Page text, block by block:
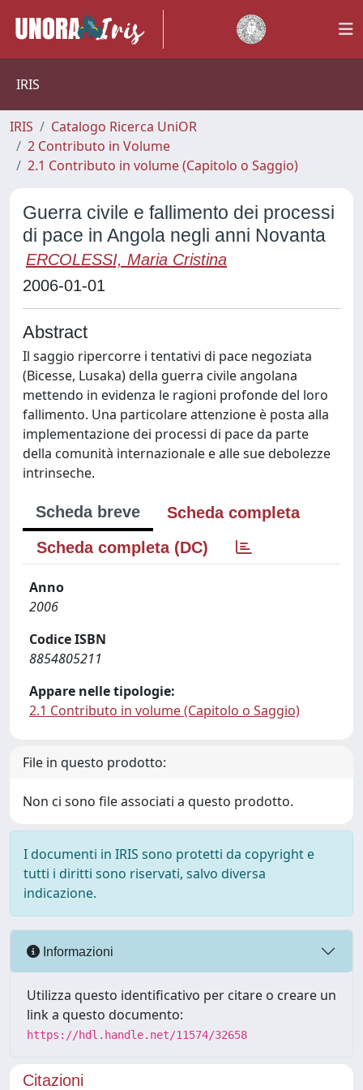
IRIS
IRIS
Catalogo Ricerca UniOR
2 Contributo in Volume
2.1 Contributo in volume (Capitolo o Saggio)
Guerra civile e fallimento dei processi
di pace in Angola negli anni Novanta
ERCOLESSI, Maria Cristina
2006-01-01
Abstract
Il saggio ripercorre i tentativi di pace negoziata
(Bicesse, Lusaka) della guerra civile angolana
mettendo in evidenza le ragioni profonde del loro
fallimento. Una particolare attenzione è posta alla
implementazione dei processi di pace da parte
della comunità internazionale e alle sue debolezze
intrinseche.
Scheda breve
Scheda completa
Scheda completa (DC)
Anno
2006
Codice ISBN
8854805211
Appare nelle tipologie:
2.1 Contributo in volume (Capitolo o Saggio)
File in questo prodotto:
Non ci sono file associati a questo prodotto.
I documenti in IRIS sono protetti da copyright e
tutti i diritti sono riservati, salvo diversa
indicazione.
Informazioni
Utilizza questo identificativo per citare o creare un
link a questo documento:
https://hdl.handle.net/11574/32658
Citazioni